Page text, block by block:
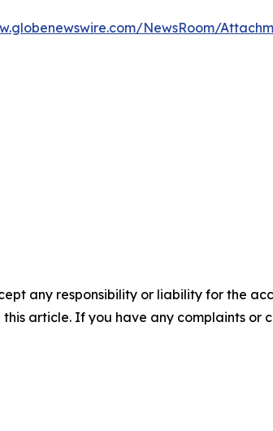
NewsRoom/
any responsibility or liability for the
article. If you have any complaints or